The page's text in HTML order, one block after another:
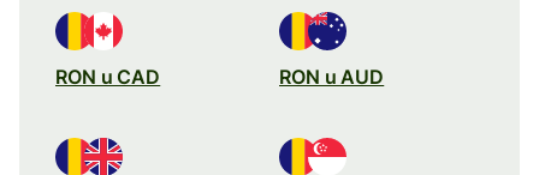
RON u CAD RON u AUD